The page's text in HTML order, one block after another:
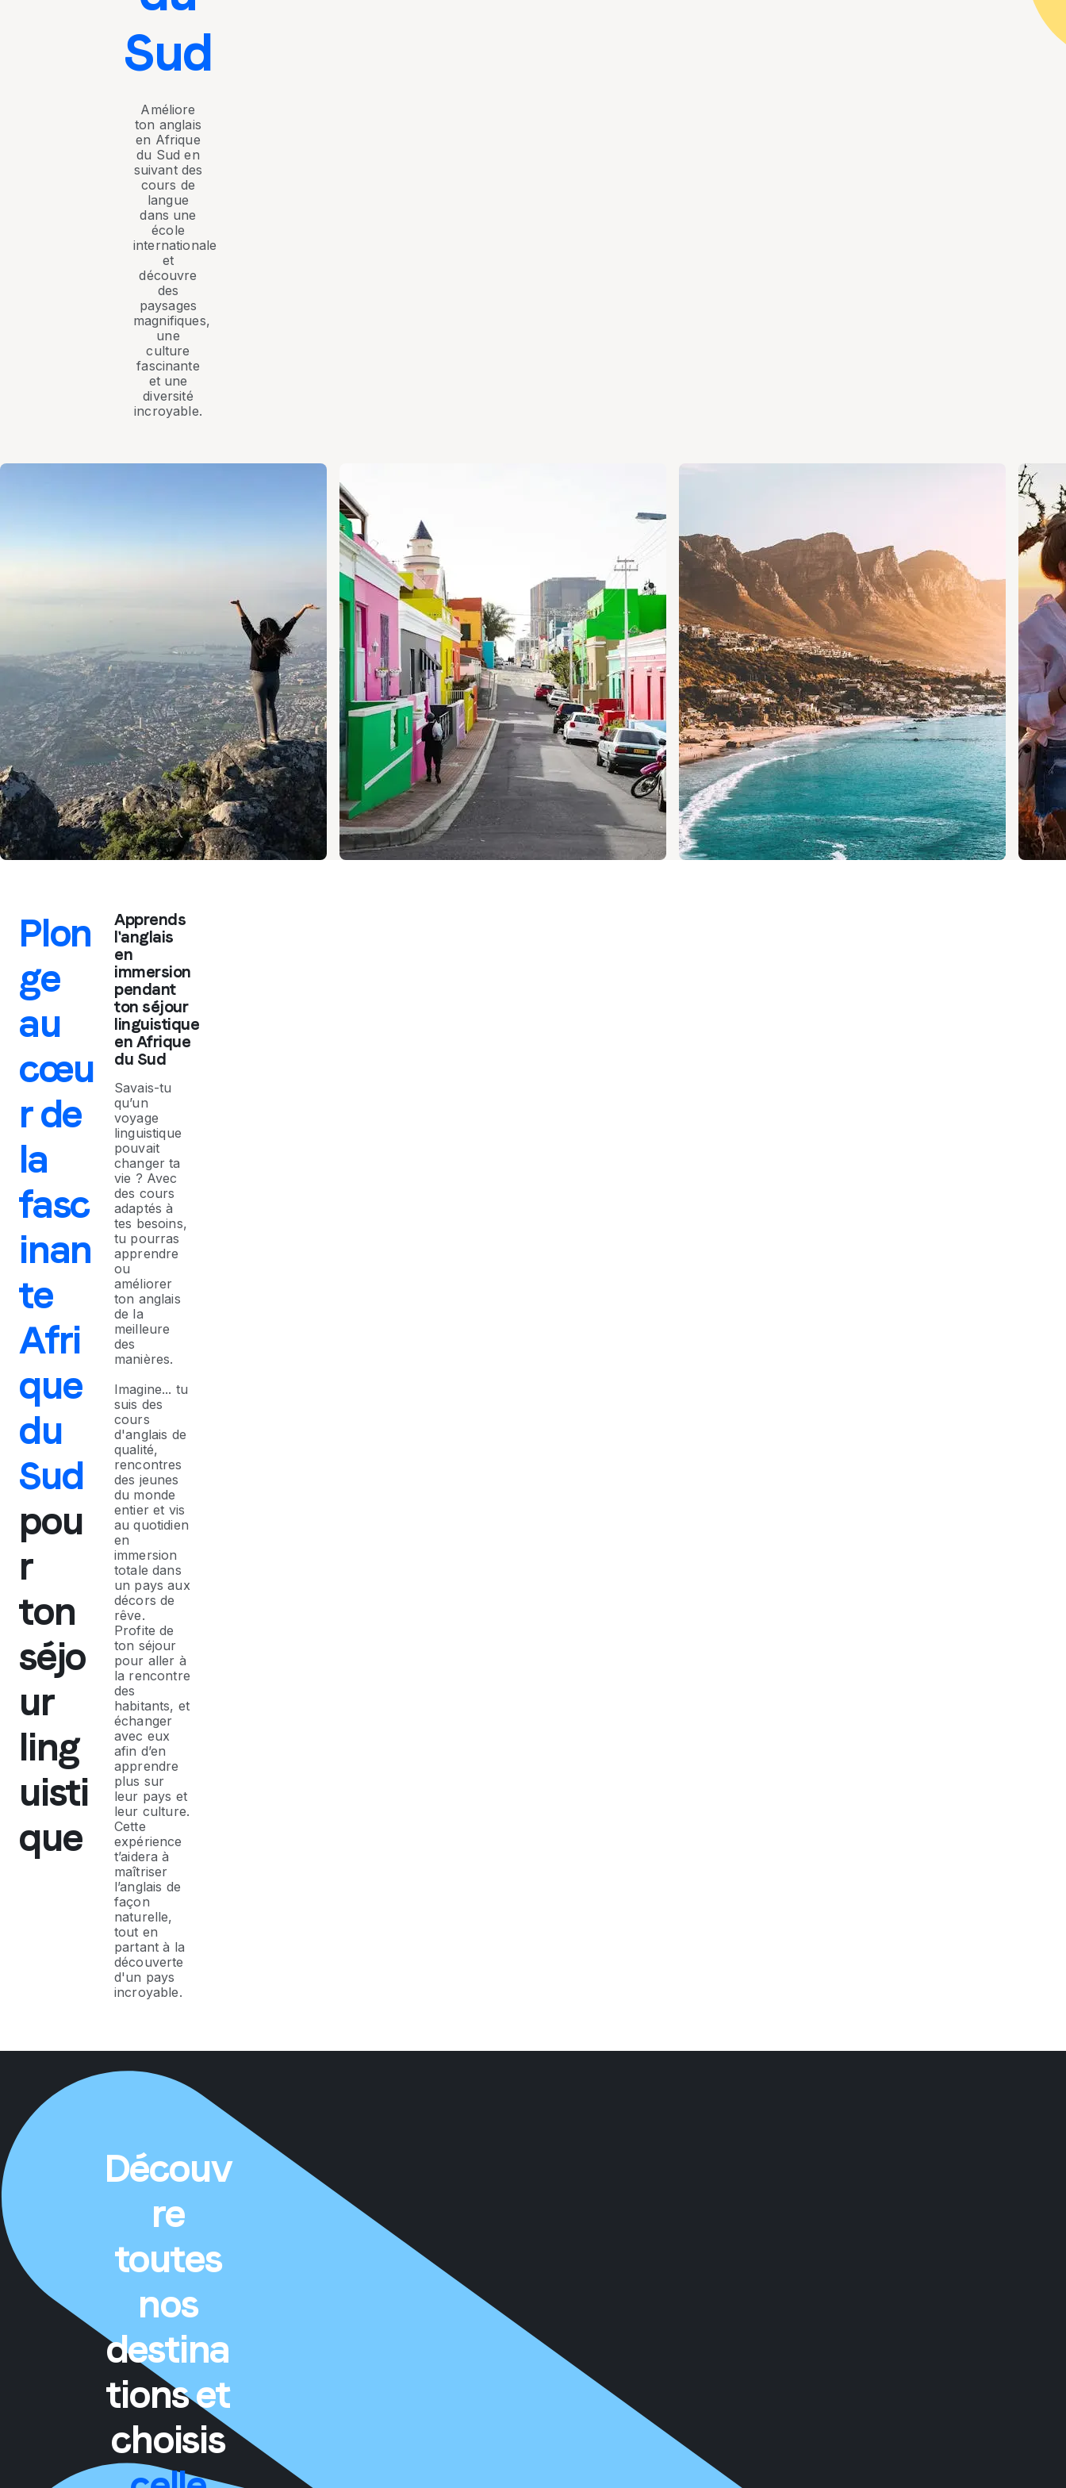
Sud
Améliore
ton anglais
en Afrique
du Sud en
suivant des
cours de
langue
dans une
école
internationale
et
découvre
des
paysages
magnifiques,
une
culture
fascinante
et une
diversité
incroyable.
Plon
ge
au
cœu
r de
la
fasc
inan
te
Afri
que
du
Sud
pou
r
ton
séjo
ur
ling
uisti
que
Apprends
l'anglais
en
immersion
pendant
ton séjour
linguistique
en Afrique
du Sud
Savais-tu
qu’un
voyage
linguistique
pouvait
changer ta
vie ? Avec
des cours
adaptés à
tes besoins,
tu pourras
apprendre
ou
améliorer
ton anglais
de la
meilleure
des
manières.
Imagine... tu
suis des
cours
d'anglais de
qualité,
rencontres
des jeunes
du monde
entier et vis
au quotidien
en
immersion
totale dans
un pays aux
décors de
rêve.
Profite de
ton séjour
pour aller à
la rencontre
des
habitants, et
échanger
avec eux
afin d’en
apprendre
plus sur
leur pays et
leur culture.
Cette
expérience
t’aidera à
maîtriser
l’anglais de
façon
naturelle,
tout en
partant à la
découverte
d'un pays
incroyable.
Découv
re
toutes
nos
destina
tions et
choisis